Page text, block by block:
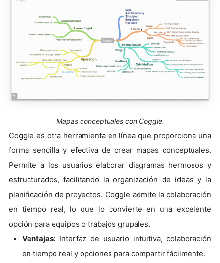
Mapas conceptuales con Coggle.
Coggle es otra herramienta en línea que proporciona una
forma sencilla y efectiva de crear mapas conceptuales.
Permite a los usuarios elaborar diagramas hermosos y
estructurados, facilitando la organización de ideas y la
planificación de proyectos. Coggle admite la colaboración
en tiempo real, lo que lo convierte en una excelente
opción para equipos o trabajos grupales.
Ventajas: Interfaz de usuario intuitiva, colaboración
en tiempo real y opciones para compartir fácilmente.